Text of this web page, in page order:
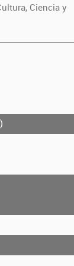
Ciencia y